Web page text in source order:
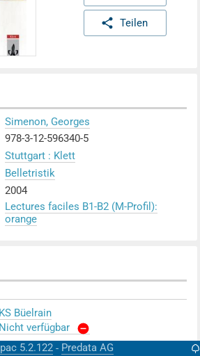
Teilen
Simenon, Georges
978-3-12-596340-5
Stuttgart : Klett
Belletristik
2004
Lectures faciles B1-B2 (M-Profil):
orange
KS Büelrain
Nicht verfügbar
5.2.122 - Predata AG